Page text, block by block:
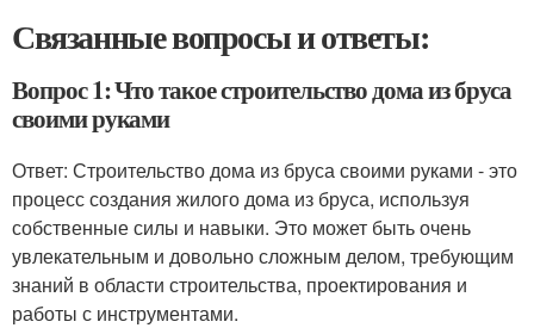
Связанные вопросы и ответы:
Вопрос 1: Что такое строительство дома из бруса
своими руками
Ответ: Строительство дома из бруса своими руками - это
процесс создания жилого дома из бруса, используя
собственные силы и навыки. Это может быть очень
увлекательным и довольно сложным делом, требующим
знаний в области строительства, проектирования и
работы с инструментами.